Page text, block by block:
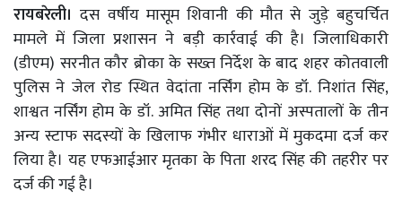
रायबरेली।दस वर्षीय मासूम शिवानी की मौत से जुड़े बहुचर्चित
मामले में जिला प्रशासन ने बड़ी कार्रवाई की है। जिलाधिकारी
(डीएम) सरनीत कौर ब्रोका के सख्त निर्देश के बाद शहर कोतवाली
पुलिस ने जेल रोड स्थित वेदांता नर्सिंग होम के डॉ. निशांत सिंह,
शाश्वत नर्सिंग होम के डॉ. अमित सिंह तथा दोनों अस्पतालों के तीन
अन्य स्टाफ सदस्यों के खिलाफ गंभीर धाराओं में मुकदमा दर्ज कर
लिया है। यह एफआईआर मृतका के पिता शरद सिंह की तहरीर पर
दर्ज की गई है।